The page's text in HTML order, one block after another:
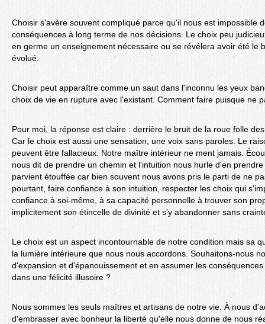
Choisir s'avère souvent compliqué parce qu'il nous est impossible
conséquences à long terme de nos décisions. Le choix peu
en germe un enseignement nécessaire ou se révélera avoir été le
évolué.
Choisir peut apparaître comme un saut dans l'inconnu les yeux
choix de vie en rupture avec l'existant. Comment faire puisque ne
Pour moi, la réponse est claire : derrière le bruit de la roue folle
Car le choix est aussi une sensation, une voix sans paroles. Le
peuvent être fallacieux. Notre maître intérieur ne ment jamais.
nous dit de prendre un chemin et l'intuition nous hurle d'en
parvient étouffée car bien souvent nous avons pris le parti de ne
pourtant, faire confiance à son intuition, respecter les choix qui
confiance à soi-même, à sa capacité personnelle à trouver son
implicitement son étincelle de divinité et s'y abandonner sans
Le choix est un aspect incontournable de notre condition mais sa
la lumière intérieure que nous nous accordons. Souhaitons-nous
d'expansion et d'épanouissement et en assumer les
dans une félicité illusoire ?
Nous sommes les seuls maîtres et artisans de notre vie. À nous
d'embrasser avec bonheur la liberté qu'elle nous donne de nous